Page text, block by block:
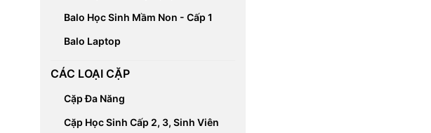
Balo Học Sinh Mầm Non - Cấp 1
Balo Laptop
CÁC LOẠI CẶP
Cặp Đa Năng
Cặp Học Sinh Cấp 2, 3, Sinh Viên